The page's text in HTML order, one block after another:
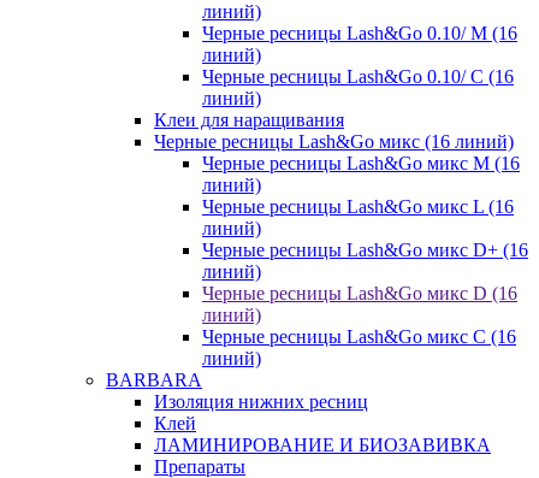
линий)
Черные ресницы Lash&Go 0.10/ М (16
линий)
Черные ресницы Lash&Go 0.10/ С (16
линий)
Клеи для наращивания
Черные ресницы Lash&Go микс (16 линий)
Черные ресницы Lash&Go микс M (16
линий)
Черные ресницы Lash&Go микс L (16
линий)
Черные ресницы Lash&Go микс D+ (16
линий)
Черные ресницы Lash&Go микс D (16
линий)
Черные ресницы Lash&Go микс C (16
линий)
BARBARA
Изоляция нижних ресниц
Клей
ЛАМИНИРОВАНИЕ И БИОЗАВИВКА
Препараты